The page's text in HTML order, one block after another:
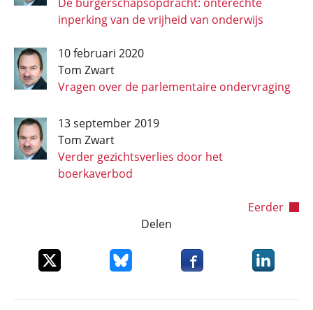
inperking van de vrijheid van onderwijs
10 februari 2020
Tom Zwart
Vragen over de parlementaire ondervraging
13 september 2019
Tom Zwart
Verder gezichtsverlies door het
boerkaverbod
Volgende
Eerder
Delen
Deel dit item op XDeel dit item op Bluesky
Deel dit item opDeel dit